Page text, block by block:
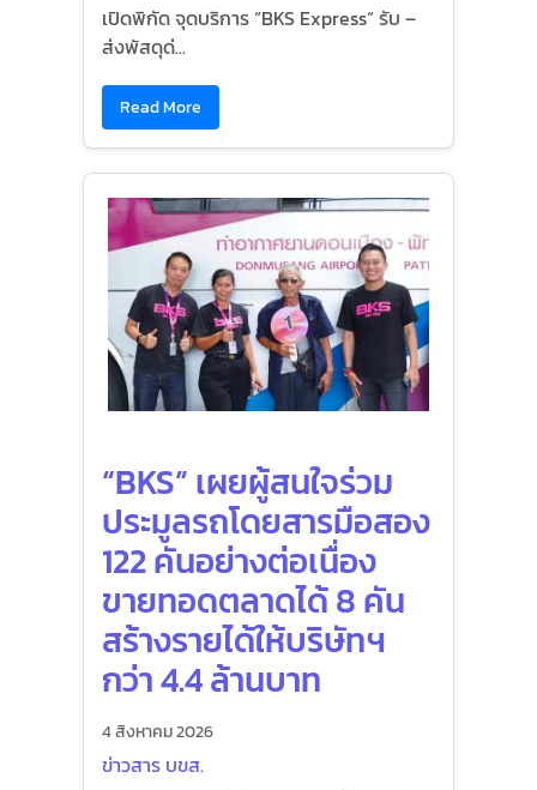
เปิดพิกัด จุดบริการ “BKS Express“ รับ –
ส่งพัสดุด่...
Read More
“BKS” เผยผู้สนใจร่วม
ประมูลรถโดยสารมือสอง
122 คันอย่างต่อเนื่อง
ขายทอดตลาดได้ 8 คัน
สร้างรายได้ให้บริษัทฯ
กว่า 4.4 ล้านบาท
4 สิงหาคม 2026
ข่าวสาร บขส.